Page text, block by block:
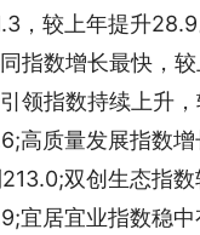
，较上年提升
指数增长最快，
领指数持续上升
高质量发展指数
双创生态指
宜居宜业指数稳